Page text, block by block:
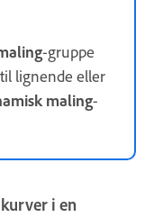
-gruppe
lignende eller
maling-
i en